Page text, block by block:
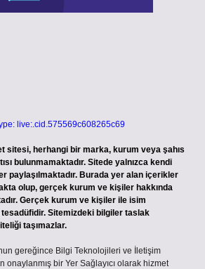
live:.cid.575569c608265c69
sitesi, herhangi bir marka, kurum veya şahıs
bulunmamaktadır. Sitede yalnızca kendi
paylaşılmaktadır. Burada yer alan içerikler
olup, gerçek kurum ve kişiler hakkında
Gerçek kurum ve kişiler ile isim
Sitemizdeki bilgiler taslak
taşımazlar.
gereğince Bilgi Teknolojileri ve İletişim
onaylanmış bir Yer Sağlayıcı olarak hizmet